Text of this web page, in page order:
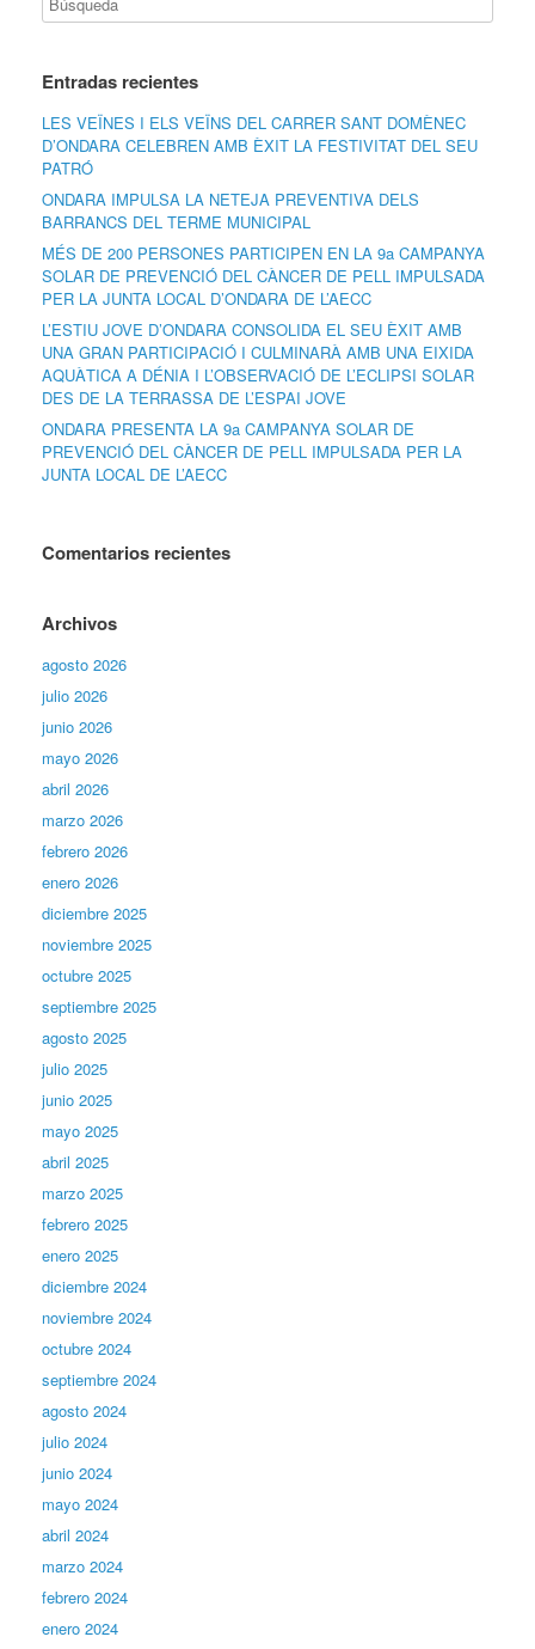
Entradas recientes
LES VEÏNES I ELS VEÏNS DEL CARRER SANT DOMÈNEC
D’ONDARA CELEBREN AMB ÈXIT LA FESTIVITAT DEL SEU
PATRÓ
ONDARA IMPULSA LA NETEJA PREVENTIVA DELS
BARRANCS DEL TERME MUNICIPAL
MÉS DE 200 PERSONES PARTICIPEN EN LA 9a CAMPANYA
SOLAR DE PREVENCIÓ DEL CÀNCER DE PELL IMPULSADA
PER LA JUNTA LOCAL D’ONDARA DE L’AECC
L’ESTIU JOVE D’ONDARA CONSOLIDA EL SEU ÈXIT AMB
UNA GRAN PARTICIPACIÓ I CULMINARÀ AMB UNA EIXIDA
AQUÀTICA A DÉNIA I L’OBSERVACIÓ DE L’ECLIPSI SOLAR
DES DE LA TERRASSA DE L’ESPAI JOVE
ONDARA PRESENTA LA 9a CAMPANYA SOLAR DE
PREVENCIÓ DEL CÀNCER DE PELL IMPULSADA PER LA
JUNTA LOCAL DE L’AECC
Comentarios recientes
Archivos
agosto 2026
julio 2026
junio 2026
mayo 2026
abril 2026
marzo 2026
febrero 2026
enero 2026
diciembre 2025
noviembre 2025
octubre 2025
septiembre 2025
agosto 2025
julio 2025
junio 2025
mayo 2025
abril 2025
marzo 2025
febrero 2025
enero 2025
diciembre 2024
noviembre 2024
octubre 2024
septiembre 2024
agosto 2024
julio 2024
junio 2024
mayo 2024
abril 2024
marzo 2024
febrero 2024
enero 2024